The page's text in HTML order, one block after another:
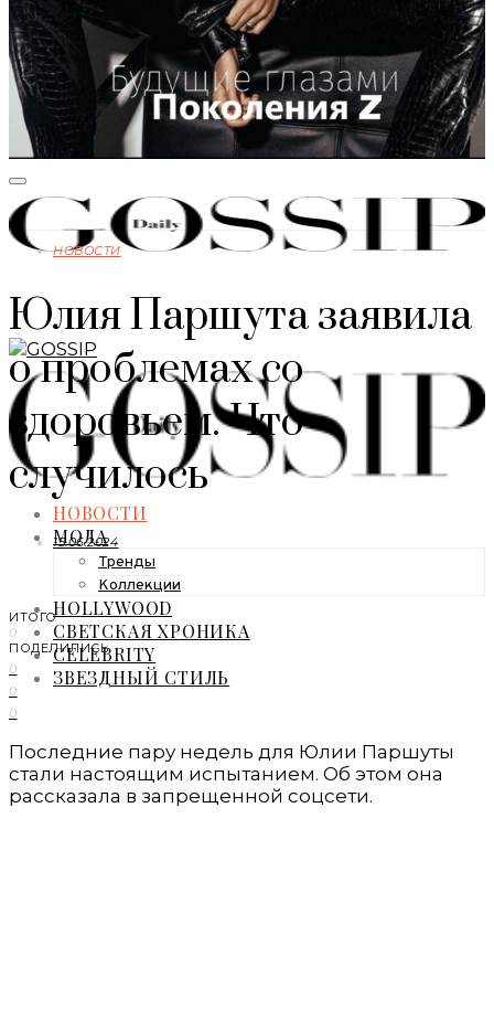
НОВОСТИ
МОДА
Тренды
Коллекции
HOLLYWOOD
СВЕТСКАЯ ХРОНИКА
CELEBRITY
ЗВЕЗДНЫЙ СТИЛЬ
НОВОСТИ
Юлия Паршута заявила
о проблемах со
здоровьем. Что
случилось
15.06.2024
ИТОГО
0
ПОДЕЛИЛИСЬ
0
0
0
Последние пару недель для Юлии Паршуты
стали настоящим испытанием. Об этом она
рассказала в запрещенной соцсети.